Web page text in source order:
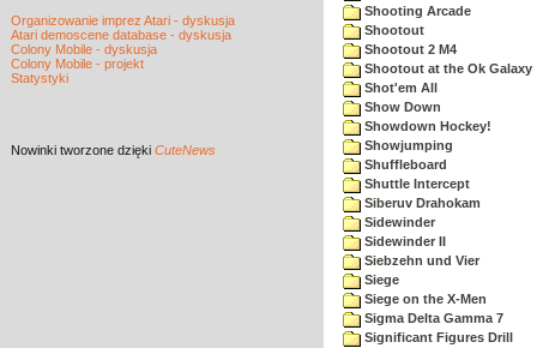
Organizowanie imprez Atari - dyskusja
Atari demoscene database - dyskusja
Colony Mobile - dyskusja
Colony Mobile - projekt
Statystyki
Nowinki tworzone dzięki CuteNews
Shooting Arcade
Shootout
Shootout 2 M4
Shootout at the Ok Galaxy
Shot'em All
Show Down
Showdown Hockey!
Showjumping
Shuffleboard
Shuttle Intercept
Siberuv Drahokam
Sidewinder
Sidewinder II
Siebzehn und Vier
Siege
Siege on the X-Men
Sigma Delta Gamma 7
Significant Figures Drill